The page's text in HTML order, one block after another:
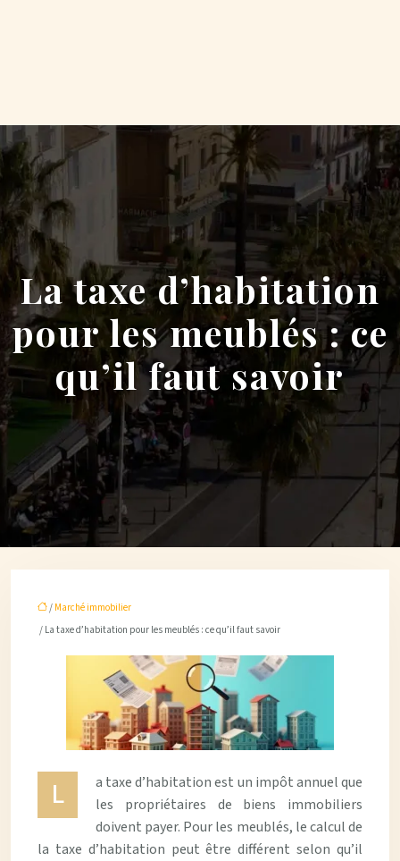
La taxe d’habitation
pour les meublés : ce
qu’il faut savoir
/ Marché immobilier
/ La taxe d’habitation pour les meublés : ce qu’il faut savoir
L
a taxe d’habitation est un impôt annuel que
les propriétaires de biens immobiliers
doivent payer. Pour les meublés, le calcul de
la taxe d’habitation peut être différent selon qu’il